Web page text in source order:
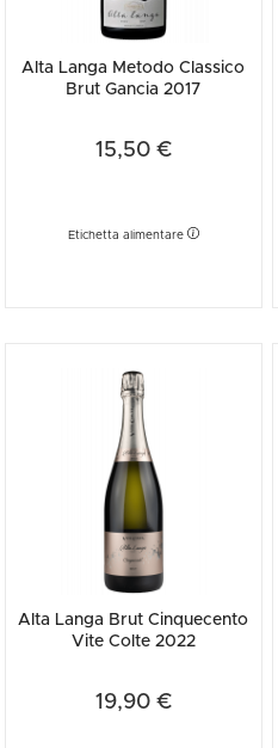
Alta Langa Metodo Classico
Brut Gancia 2017
15,50 €
Etichetta alimentare
Alta Langa Brut Cinquecento
Vite Colte 2022
19,90 €